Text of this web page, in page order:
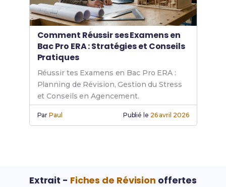
Comment Réussir ses Examens en
Bac Pro ERA : Stratégies et Conseils
Pratiques
Réussir tes Examens en Bac Pro ERA :
Planning de Révision, Gestion du Stress
et Conseils en Agencement.
ParPaul Publié le 26 avril 2026
Extrait - Fiches de Révision offertes